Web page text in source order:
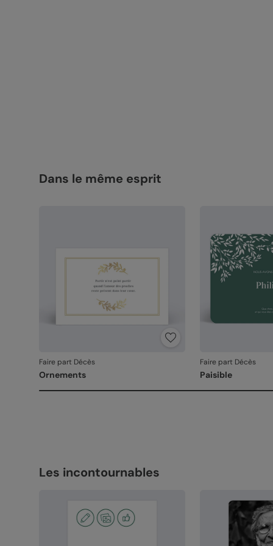
Dans le même esprit
Faire part Décès
Ornements
Faire part Décès
Paisible
Les incontournables